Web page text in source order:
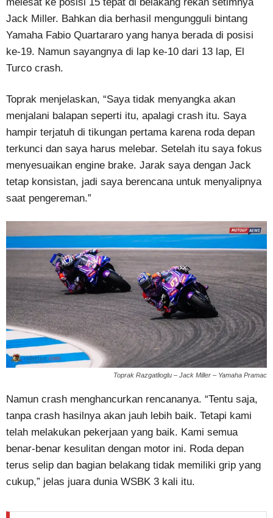
Jack Miller. Bahkan dia berhasil mengungguli bintang
Yamaha Fabio Quartararo yang hanya berada di posisi
ke-19. Namun sayangnya di lap ke-10 dari 13 lap, El
Turco crash.
Toprak menjelaskan, “Saya tidak menyangka akan
menjalani balapan seperti itu, apalagi crash itu. Saya
hampir terjatuh di tikungan pertama karena roda depan
terkunci dan saya harus melebar. Setelah itu saya fokus
menyesuaikan engine brake. Jarak saya dengan Jack
tetap konsistan, jadi saya berencana untuk menyalipnya
saat pengereman.”
Toprak Razgatlioglu – Jack Miller – Yamaha Pramac
Namun crash menghancurkan rencananya. “Tentu saja,
tanpa crash hasilnya akan jauh lebih baik. Tetapi kami
telah melakukan pekerjaan yang baik. Kami semua
benar-benar kesulitan dengan motor ini. Roda depan
terus selip dan bagian belakang tidak memiliki grip yang
cukup,” jelas juara dunia WSBK 3 kali itu.